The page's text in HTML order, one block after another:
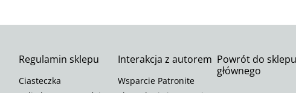
Regulamin sklepu
Ciasteczka
Interakcja z autorem
Wsparcie Patronite
Powrót do sklepu
głównego